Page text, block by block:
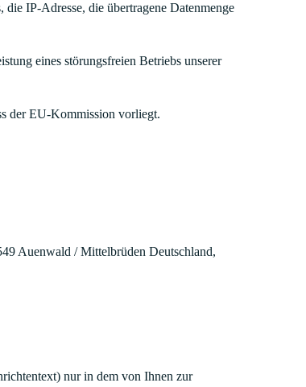
IP-Adresse, die übertragene Datenmenge
eines störungsfreien Betriebs unserer
der EU-Kommission vorliegt.
Auenwald / Mittelbrüden Deutschland,
nur in dem von Ihnen zur